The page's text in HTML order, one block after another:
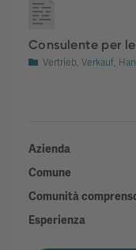
Consulente per
Vertrieb, Verkauf,
Azienda
Comune
Comunità
Esperienza